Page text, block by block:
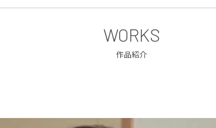
WORKS
作品紹介